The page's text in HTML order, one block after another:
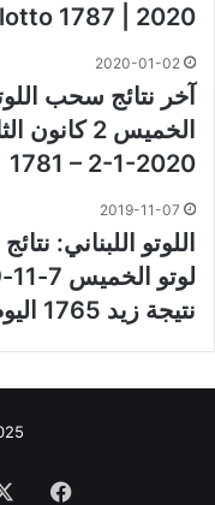
2020 | lebanon lotto 1787
2020-01-02
1781 – 2-1-2020
2019-11-07
نتيجة زيد 1765 اليوم 7 تشرين الثاني | loto 1765